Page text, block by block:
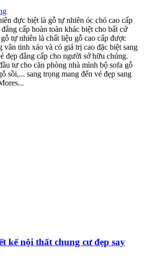
đực biệt là gỗ tự nhiên óc chó cao cấp
cấp hoàn toàn khác biệt cho bất cứ
tự nhiên là chất liệu gỗ cao cấp được
vân tinh xảo và có giá trị cao đặc biệt sang
đẹp đẳng cấp cho người sở hữu chúng.
tư cho căn phòng nhà mình bộ sofa gỗ
sồi,... sang trọng mang đến vẻ đẹp sang
kế nội thất chung cư đẹp say